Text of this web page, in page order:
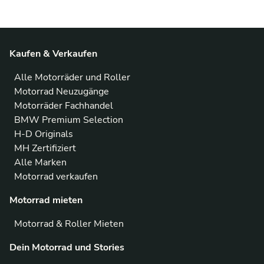
Kaufen & Verkaufen
Alle Motorräder und Roller
Motorrad Neuzugänge
Motorräder Fachhandel
BMW Premium Selection
H-D Originals
MH Zertifiziert
Alle Marken
Motorrad verkaufen
Motorrad mieten
Motorrad & Roller Mieten
Dein Motorrad und Stories